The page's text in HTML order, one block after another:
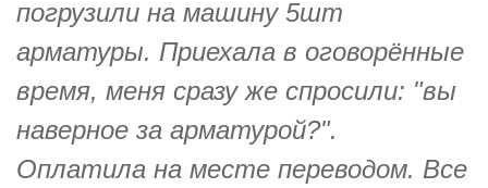
погрузили на машину 5шт
арматуры. Приехала в оговорённые
время, меня сразу же спросили: "вы
наверное за арматурой?".
Оплатила на месте переводом. Все